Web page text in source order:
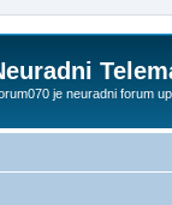
je neuradni forum